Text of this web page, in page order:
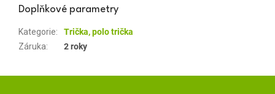
Doplňkové parametry
Kategorie:
Trička, polo trička
Záruka: 2 roky